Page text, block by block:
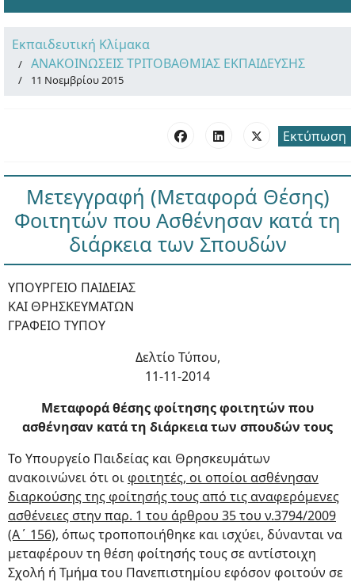
Εκπαιδευτική Κλίμακα
ΑΝΑΚΟΙΝΩΣΕΙΣ ΤΡΙΤΟΒΑΘΜΙΑΣ ΕΚΠΑΙΔΕΥΣΗΣ
11 Νοεμβρίου 2015
Εκτύπωση
Μετεγγραφή (Μεταφορά Θέσης)
Φοιτητών που Ασθένησαν κατά τη
διάρκεια των Σπουδών
ΥΠΟΥΡΓΕΙΟ ΠΑΙΔΕΙΑΣ
ΚΑΙ ΘΡΗΣΚΕΥΜΑΤΩΝ
ΓΡΑΦΕΙΟ ΤΥΠΟΥ
Δελτίο Τύπου,
11-11-2014
Μεταφορά θέσης φοίτησης φοιτητών που
ασθένησαν κατά τη διάρκεια των σπουδών τους
Το Υπουργείο Παιδείας και Θρησκευμάτων
ανακοινώνει ότι οι φοιτητές, οι οποίοι ασθένησαν
διαρκούσης της φοίτησής τους από τις αναφερόμενες
ασθένειες στην παρ. 1 του άρθρου 35 του ν.3794/2009
(Α΄ 156), όπως τροποποιήθηκε και ισχύει, δύνανται να
μεταφέρουν τη θέση φοίτησής τους σε αντίστοιχη
Σχολή ή Τμήμα του Πανεπιστημίου εφόσον φοιτούν σε